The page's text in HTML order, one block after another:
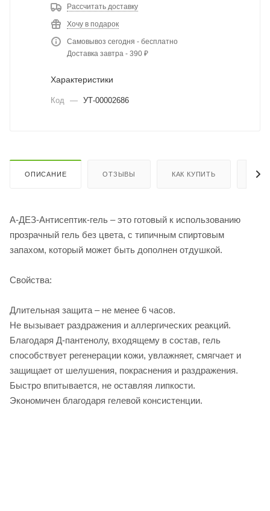
Рассчитать доставку
Хочу в подарок
Самовывоз сегодня - бесплатно
Доставка завтра - 390 ₽
Характеристики
Код — УТ-00002686
ОПИСАНИЕ ОТЗЫВЫ КАК КУПИТЬ
А-ДЕЗ-Антисептик-гель – это готовый к использованию
прозрачный гель без цвета, с типичным спиртовым
запахом, который может быть дополнен отдушкой.
Свойства:
Длительная защита – не менее 6 часов.
Не вызывает раздражения и аллергических реакций.
Благодаря Д-пантенолу, входящему в состав, гель
способствует регенерации кожи, увлажняет, смягчает и
защищает от шелушения, покраснения и раздражения.
Быстро впитывается, не оставляя липкости.
Экономичен благодаря гелевой консистенции.